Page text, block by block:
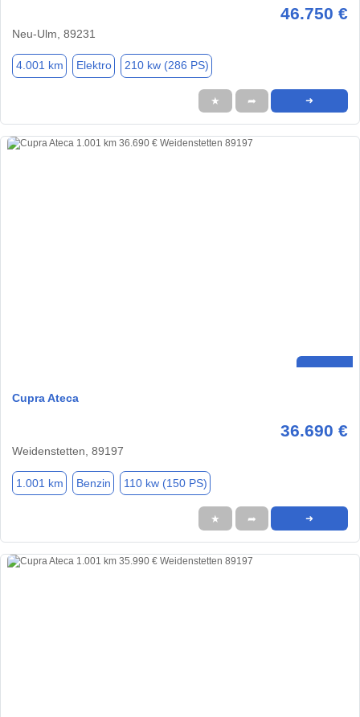
46.750 €
Neu-Ulm, 89231
4.001 km Elektro 210 kw (286 PS)
★ ➦ ➜
Cupra Ateca
36.690 €
Weidenstetten, 89197
1.001 km Benzin 110 kw (150 PS)
★ ➦ ➜